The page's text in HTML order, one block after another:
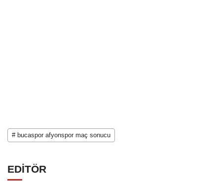
# bucaspor afyonspor maç sonucu
EDİTÖR